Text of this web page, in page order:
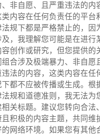
、非自愿、且严重违法的内
类内容在任何负责任的平台
法规下都是严格禁止的，因
及，我理解您可能是在进行
容创作或研究，但您提供的
组合涉及极端暴力、非自愿
违法的内容，这类内容在任
下都不应被传播或生成。根
法规和道德准则，我无法为
相关标题。建议您转向合法
且积极的内容主题，共同维
的网络环境。如果您有其他